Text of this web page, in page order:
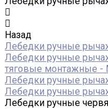
Назад
Лебедки ручные
Лебедки ручные
тяговые монтажные
Лебедки ручные
Лебедки ручные
Лебедки ручные